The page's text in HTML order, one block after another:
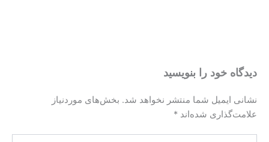
شد. بخش‌های موردنیاز